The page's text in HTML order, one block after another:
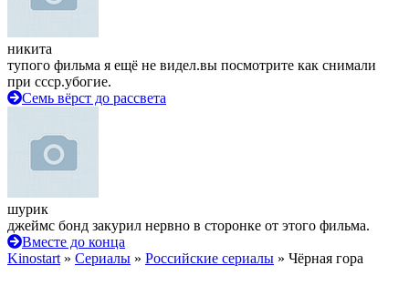
никита
тупого фильма я ещё не видел.вы посмотрите как снимали
при ссср.убогие.
Семь вёрст до рассвета
шурик
джеймс бонд закурил нервно в сторонке от этого фильма.
Вместе до конца
Kinostart » Сериалы » Российские сериалы » Чёрная гора